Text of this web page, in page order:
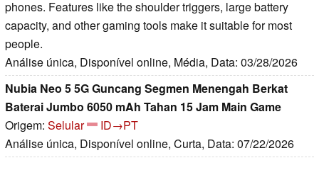
phones. Features like the shoulder triggers, large battery
capacity, and other gaming tools make it suitable for most
people.
Análise única, Disponível online, Média, Data: 03/28/2026
Nubia Neo 5 5G Guncang Segmen Menengah Berkat
Baterai Jumbo 6050 mAh Tahan 15 Jam Main Game
Origem: Selular
ID→PT
Análise única, Disponível online, Curta, Data: 07/22/2026